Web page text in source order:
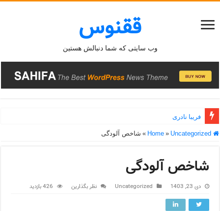
ققنوس
وب سایتی که شما دنبالش هستین
فریبا نادری
» Uncategorized
» شاخص آلودگی
شاخص آلودگی
دی 23, 1403 Uncategorized نظر بگذارین 426 بازدید